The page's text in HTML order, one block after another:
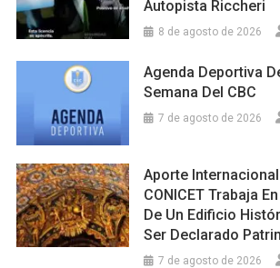
Autopista Riccheri
8 de agosto de 2026
Agenda Deportiva
Semana Del CBC
7 de agosto de 2026
Aporte
CONICET Trabaja
De Un Edificio
Ser Declarado
7 de agosto de 2026